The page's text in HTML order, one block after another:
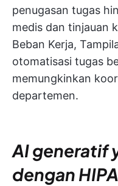
penugasan tugas
medis dan tinjauan
Beban Kerja,
otomatisasi tugas
memungkinkan
departemen.
AI generatif
dengan